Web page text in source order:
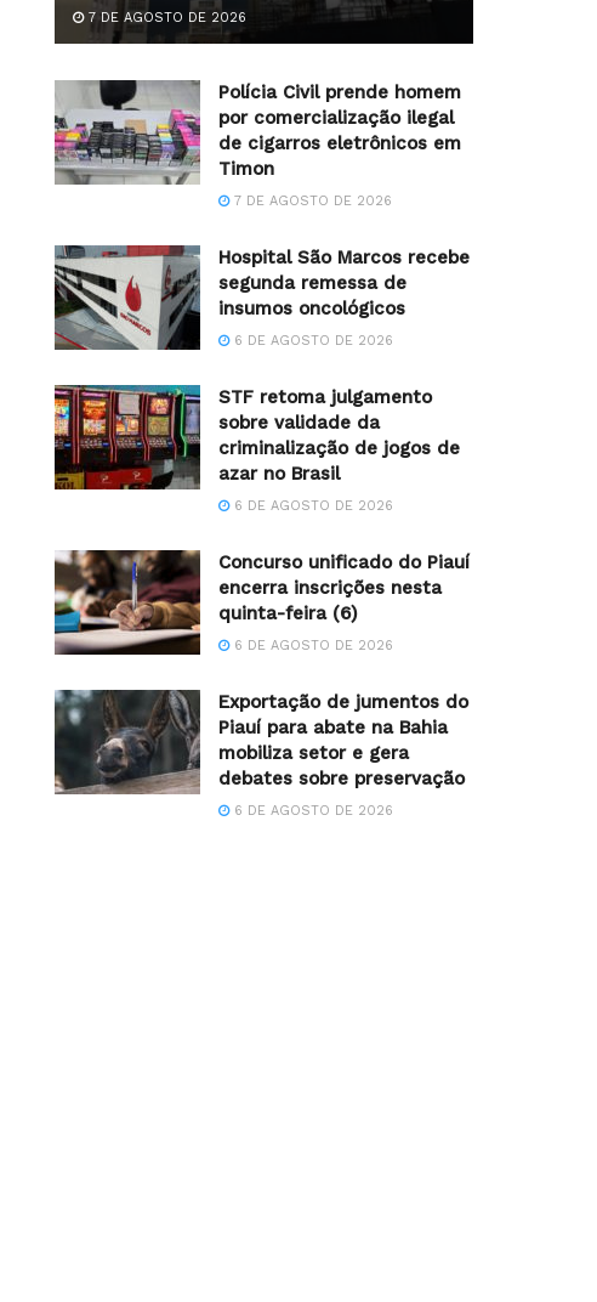
7 DE AGOSTO DE 2026
Polícia Civil prende homem
por comercialização ilegal
de cigarros eletrônicos em
Timon
7 DE AGOSTO DE 2026
Hospital São Marcos recebe
segunda remessa de
insumos oncológicos
6 DE AGOSTO DE 2026
STF retoma julgamento
sobre validade da
criminalização de jogos de
azar no Brasil
6 DE AGOSTO DE 2026
Concurso unificado do Piauí
encerra inscrições nesta
quinta-feira (6)
6 DE AGOSTO DE 2026
Exportação de jumentos do
Piauí para abate na Bahia
mobiliza setor e gera
debates sobre preservação
6 DE AGOSTO DE 2026